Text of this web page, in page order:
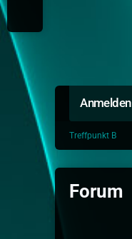
Anmelden
Treffpunkt B
Forum